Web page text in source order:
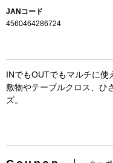
JANコード
4560464286724
INでもOUTでもマルチに使
敷物やテーブルクロス、ひ
ズ。